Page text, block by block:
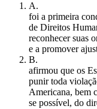
A.
foi a primeira
de Direitos
reconhecer suas
e a promover
B.
afirmou que os
punir toda
Americana, bem
se possível, do